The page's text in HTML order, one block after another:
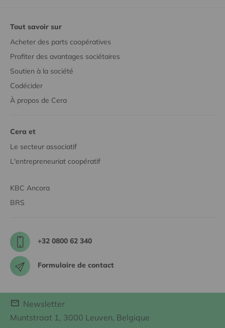
Tout savoir sur
Acheter des parts coopératives
Profiter des avantages sociétaires
Soutien à la société
Codécider
À propos de Cera
Cera et
Le secteur associatif
L'entrepreneuriat coopératif
KBC Ancora
BRS
+32 0800 62 340
Formulaire de contact
Newsletter
Muntstraat 1, 3000 Leuven, Belgique